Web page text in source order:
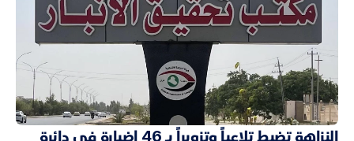
النزاهة تضبط تلاعباً وتزويراً بـ 46 إضبارة في دائرة